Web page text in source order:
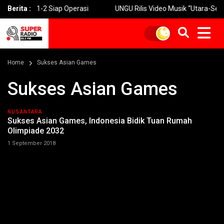
Berita :
1-2 Siap Operasi UNGU Rilis Video Musik “Utara-Selatan”
Home Sukses Asian Games
Sukses Asian Games
NUSANTARA
Sukses Asian Games, Indonesia Bidik Tuan Rumah
Olimpiade 2032
1 September 2018